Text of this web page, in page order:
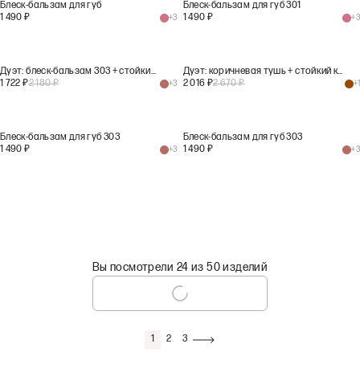
Блеск-бальзам для губ
1 490 ₽ +3
Блеск-бальзам для губ 301
1 490 ₽ +3
Дуэт: блеск-бальзам 303 + стойкий карандаш 203
1 722 ₽2 180₽ +3
Дуэт: коричневая тушь + стойкий карандаш 202
2 016 ₽2 670₽ +1
Блеск-бальзам для губ 303
1 490 ₽ +3
Блеск-бальзам для губ 303
1 490 ₽ +3
Вы посмотрели 24 из 50 изделий
1 2 3